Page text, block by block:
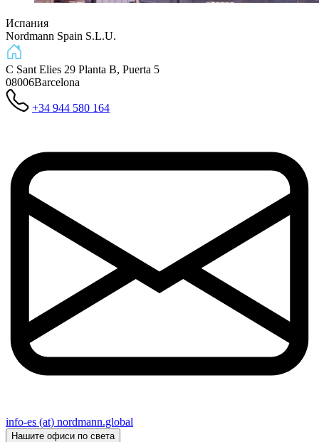
Испания
Nordmann Spain S.L.U.
C Sant Elies 29 Planta B, Puerta 5
08006Barcelona
+34 944 580 164
info-es (at) nordmann.global
Нашите офиси по света